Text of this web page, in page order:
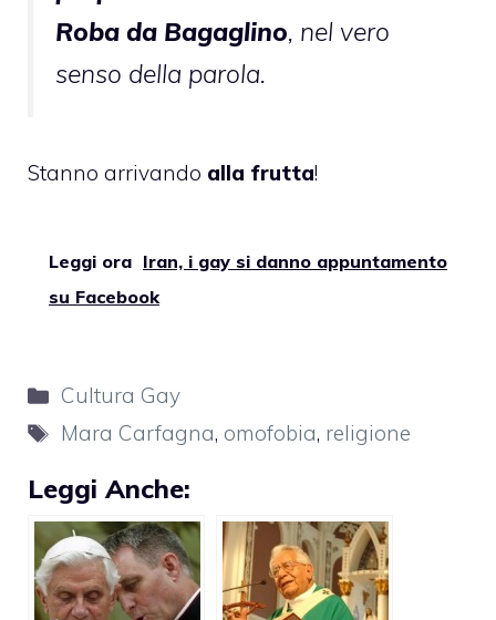
Roba da Bagaglino, nel vero
senso della parola.
Stanno arrivando alla frutta!
Leggi ora Iran, i gay si danno appuntamento
su Facebook
Categorie
Cultura Gay
Tag
Mara Carfagna, omofobia, religione
Leggi Anche: